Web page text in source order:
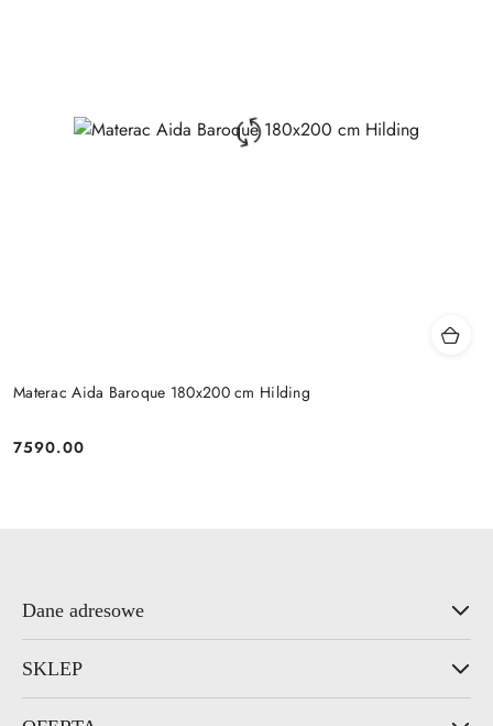
Materac Aida Baroque 180x200 cm Hilding
Cena:
7590.00
Dane adresowe
SKLEP